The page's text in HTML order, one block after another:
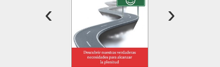
el contenido y los anuncios, ofrecer funciones de redes
sociales y analizar el tráfico. Además, compartimos
información sobre el uso que haga del sitio web con
nuestros partners de redes sociales, publicidad y análisis
web, quienes pueden combinarla con otra información
‹ ›